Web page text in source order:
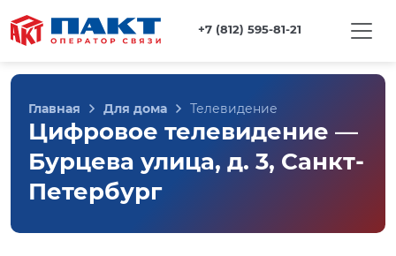
+7 (812) 595-81-21
Главная Для дома Телевидение
Цифровое телевидение —
Бурцева улица, д. 3, Санкт-
Петербург